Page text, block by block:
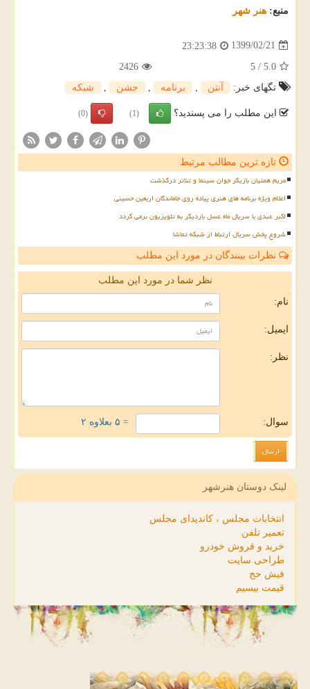
منبع: هنر شهر
1399/02/21
23:23:38
5.0
/
5
2426
تگهای خبر:
آنتن , برنامه , جشن , شبكه
این مطلب را می پسندید؟ (1)
(0)
تازه ترین مطالب مرتبط
مریم همتیان بازیگر جوان سینما و تئاتر درگذشت
اعلام ویژه برنامه های هنری پیاده روی جاماندگان اربعین حسینی
اکبر عبدی با سریال ماه عسل باردیگر به تلویزیون برمی گردد
شروع پخش سریال ارتباط از شبکه تماشا
نظرات بینندگان در مورد این مطلب
نظر شما در مورد این مطلب
نام:
ایمیل:
نظر:
سوال: = ۵ بعلاوه ۲
لینک دوستان هنرشهر
انتخابات مجلس ، کاندیدای مجلس
تعمیر تلفن
خرید و فروش خودرو
طراحی سایت
فیش حج
قیمت بیسیم